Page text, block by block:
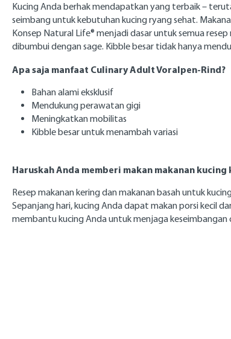
Kucing Anda berhak mendapatkan yang terbaik –
seimbang untuk kebutuhan kucing ryang sehat.
Konsep Natural Life® menjadi dasar untuk semua
dibumbui dengan sage. Kibble besar tidak hanya
Apa saja manfaat Culinary Adult Voralpen-Rind?
Bahan alami eksklusif
Mendukung perawatan gigi
Meningkatkan mobilitas
Kibble besar untuk menambah variasi
Haruskah Anda memberi makan makanan
Resep makanan kering dan makanan basah untuk
Sepanjang hari, kucing Anda dapat makan porsi kecil
membantu kucing Anda untuk menjaga keseimbangan